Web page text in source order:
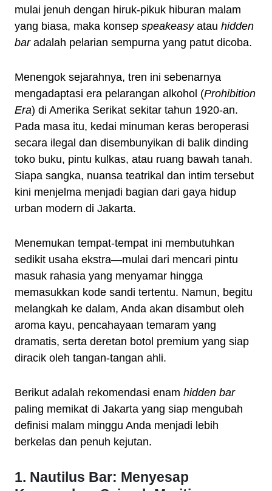
mulai jenuh dengan hiruk-pikuk hiburan malam
yang biasa, maka konsep speakeasyatau hidden
baradalah pelarian sempurna yang patut dicoba.
Menengok sejarahnya, tren ini sebenarnya
mengadaptasi era pelarangan alkohol (Prohibition
Era) di Amerika Serikat sekitar tahun 1920-an.
Pada masa itu, kedai minuman keras beroperasi
secara ilegal dan disembunyikan di balik dinding
toko buku, pintu kulkas, atau ruang bawah tanah.
Siapa sangka, nuansa teatrikal dan intim tersebut
kini menjelma menjadi bagian dari gaya hidup
urban modern di Jakarta.
Menemukan tempat-tempat ini membutuhkan
sedikit usaha ekstra—mulai dari mencari pintu
masuk rahasia yang menyamar hingga
memasukkan kode sandi tertentu. Namun, begitu
melangkah ke dalam, Anda akan disambut oleh
aroma kayu, pencahayaan temaram yang
dramatis, serta deretan botol premium yang siap
diracik oleh tangan-tangan ahli.
Berikut adalah rekomendasi enam hidden bar
paling memikat di Jakarta yang siap mengubah
definisi malam minggu Anda menjadi lebih
berkelas dan penuh kejutan.
1. Nautilus Bar: Menyesap